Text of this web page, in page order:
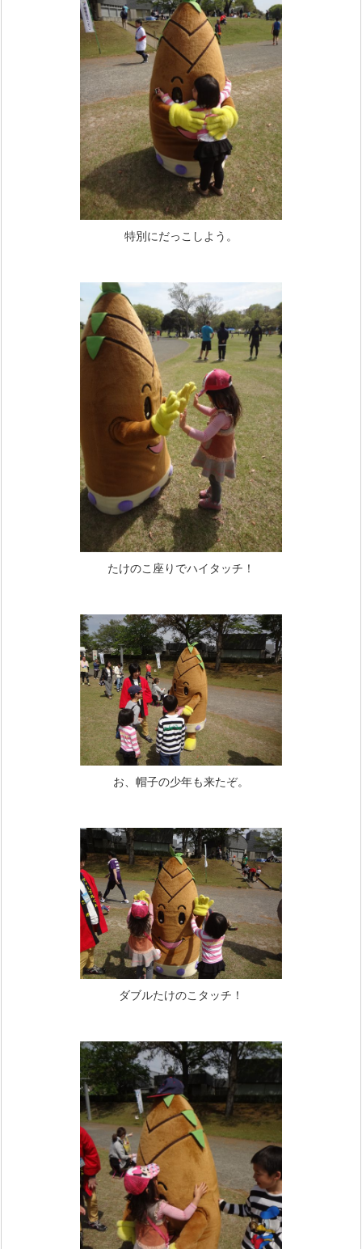
特別にだっこしよう。
たけのこ座りでハイタッチ！
お、帽子の少年も来たぞ。
ダブルたけのこタッチ！